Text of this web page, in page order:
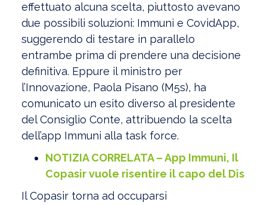
effettuato alcuna scelta, piuttosto avevano
due possibili soluzioni: Immuni e CovidApp,
suggerendo di testare in parallelo
entrambe prima di prendere una decisione
definitiva. Eppure il ministro per
l’Innovazione, Paola Pisano (M5s), ha
comunicato un esito diverso al presidente
del Consiglio Conte, attribuendo la scelta
dell’app Immuni alla task force.
NOTIZIA CORRELATA – App Immuni, Il
Copasir vuole risentire il capo del Dis
Il Copasir torna ad occuparsi